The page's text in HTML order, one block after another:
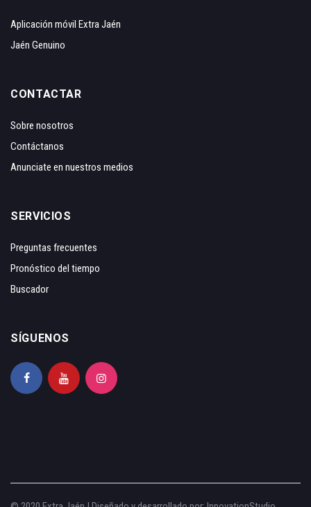
Aplicación móvil Extra Jaén
Jaén Genuino
CONTACTAR
Sobre nosotros
Contáctanos
Anunciate en nuestros medios
SERVICIOS
Preguntas frecuentes
Pronóstico del tiempo
Buscador
SÍGUENOS